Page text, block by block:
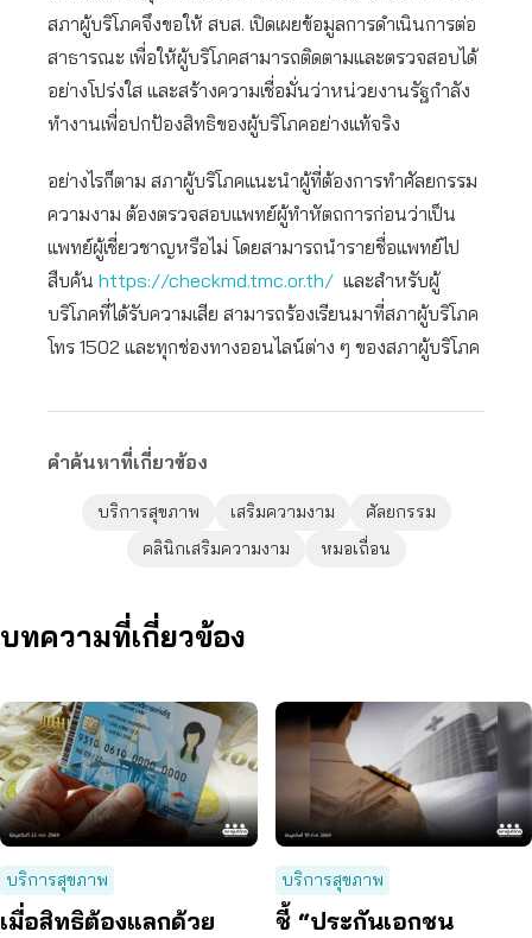
สภาผู้บริโภคจึงขอให้ สบส. เปิดเผยข้อมูลการดำเนินการต่อ
สาธารณะ เพื่อให้ผู้บริโภคสามารถติดตามและตรวจสอบได้
อย่างโปร่งใส และสร้างความเชื่อมั่นว่าหน่วยงานรัฐกำลัง
ทำงานเพื่อปกป้องสิทธิของผู้บริโภคอย่างแท้จริง
อย่างไรก็ตาม สภาผู้บริโภคแนะนำผู้ที่ต้องการทำศัลยกรรม
ความงาม ต้องตรวจสอบแพทย์ผู้ทำหัตถการก่อนว่าเป็น
แพทย์ผู้เชี่ยวชาญหรือไม่ โดยสามารถนำรายชื่อแพทย์ไป
สืบค้น https://checkmd.tmc.or.th/ และสำหรับผู้
บริโภคที่ได้รับความเสีย สามารถร้องเรียนมาที่สภาผู้บริโภค
โทร 1502 และทุกช่องทางออนไลน์ต่าง ๆ ของสภาผู้บริโภค
คำค้นหาที่เกี่ยวข้อง
บริการสุขภาพ เสริมความงาม
ศัลยกรรม
คลินิกเสริมความงาม
หมอเถื่อน
บทความที่เกี่ยวข้อง
บริการสุขภาพ
เมื่อสิทธิต้องแลกด้วย
บริการสุขภาพ
ชี้ “ประกันเอกชน